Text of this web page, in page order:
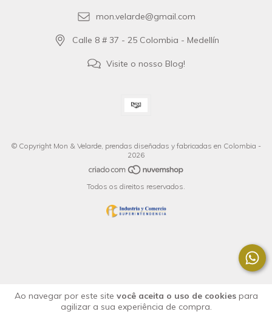
Ao navegar por este site você aceita o uso de cookiespara
agilizar a sua experiência de compra.
mon.velarde@gmail.com
Calle 8 # 37 - 25 Colombia - Medellín
Visite o nosso Blog!
© Copyright Mon & Velarde, prendas diseñadas y fabricadas en Colombia -
2026
Todos os direitos reservados.